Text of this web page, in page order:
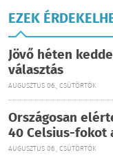
EZEK
Jövő héten
választás
AUGUSZTUS 06., CSÜTÖRTÖK
Országosan
40 Celsius-fokot
AUGUSZTUS 06., CSÜTÖRTÖK